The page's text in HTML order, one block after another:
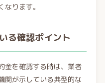
ります。
る確認ポイント
金を確認する時は、業者
関が示している典型的な